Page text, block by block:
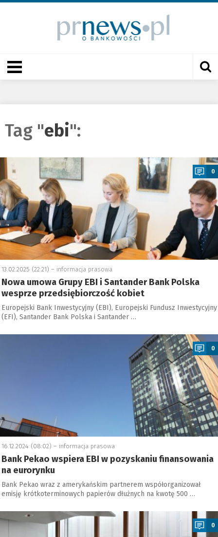
Tag "ebi":
0
13.02.2025 (22:21) – informacja prasowa
Nowa umowa Grupy EBI i Santander Bank Polska
wesprze przedsiębiorczość kobiet
Europejski Bank Inwestycyjny (EBI), Europejski Fundusz Inwestycyjny
(EFI), Santander Bank Polska i Santander …
0
16.12.2024 (08:02) – informacja prasowa
Bank Pekao wspiera EBI w pozyskaniu finansowania
na eurorynku
Bank Pekao wraz z amerykańskim partnerem współorganizował
emisję krótkoterminowych papierów dłużnych na kwotę 500 …
0